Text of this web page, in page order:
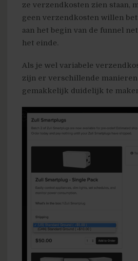
ze verzendkosten zien staan,
geen verzendkosten willen
aan het begin van de funnel
het einde.
Als je wel variabele
zijn er verschillende
gemakkelijk duidelijk te